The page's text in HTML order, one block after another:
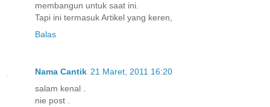
membangun untuk saat ini.
Tapi ini termasuk Artikel yang keren,
Balas
Nama Cantik 21 Maret, 2011 16:20
salam kenal .
nie post .